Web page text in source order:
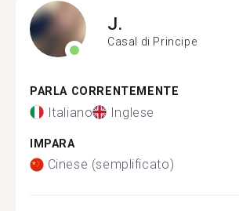
J.
Casal di Principe
PARLA CORRENTEMENTE
Italiano Inglese
IMPARA
Cinese (semplificato)